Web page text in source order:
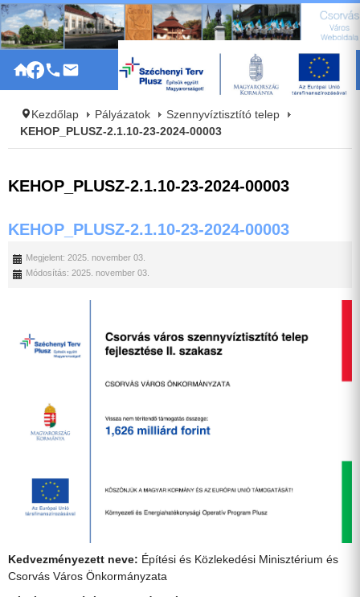
|
Kezdőlap Pályázatok
Szennyvíztisztító telep
KEHOP_PLUSZ-2.1.10-23-2024-00003
KEHOP_PLUSZ-2.1.10-23-2024-00003
KEHOP_PLUSZ-2.1.10-23-2024-00003
Megjelent: 2025. november 03.
Módosítás: 2025. november 03.
Kedvezményezett neve: Építési és Közlekedési Minisztérium és
Csorvás Város Önkormányzata